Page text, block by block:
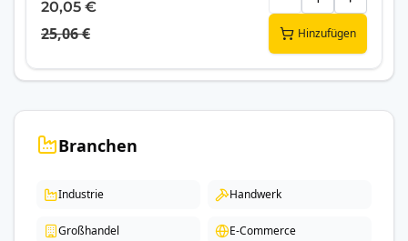
20,05 €
25,06 € Hinzufügen
Branchen
Industrie Handwerk
Großhandel E-Commerce